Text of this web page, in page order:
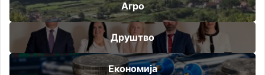
Агро
Друштво
Економија